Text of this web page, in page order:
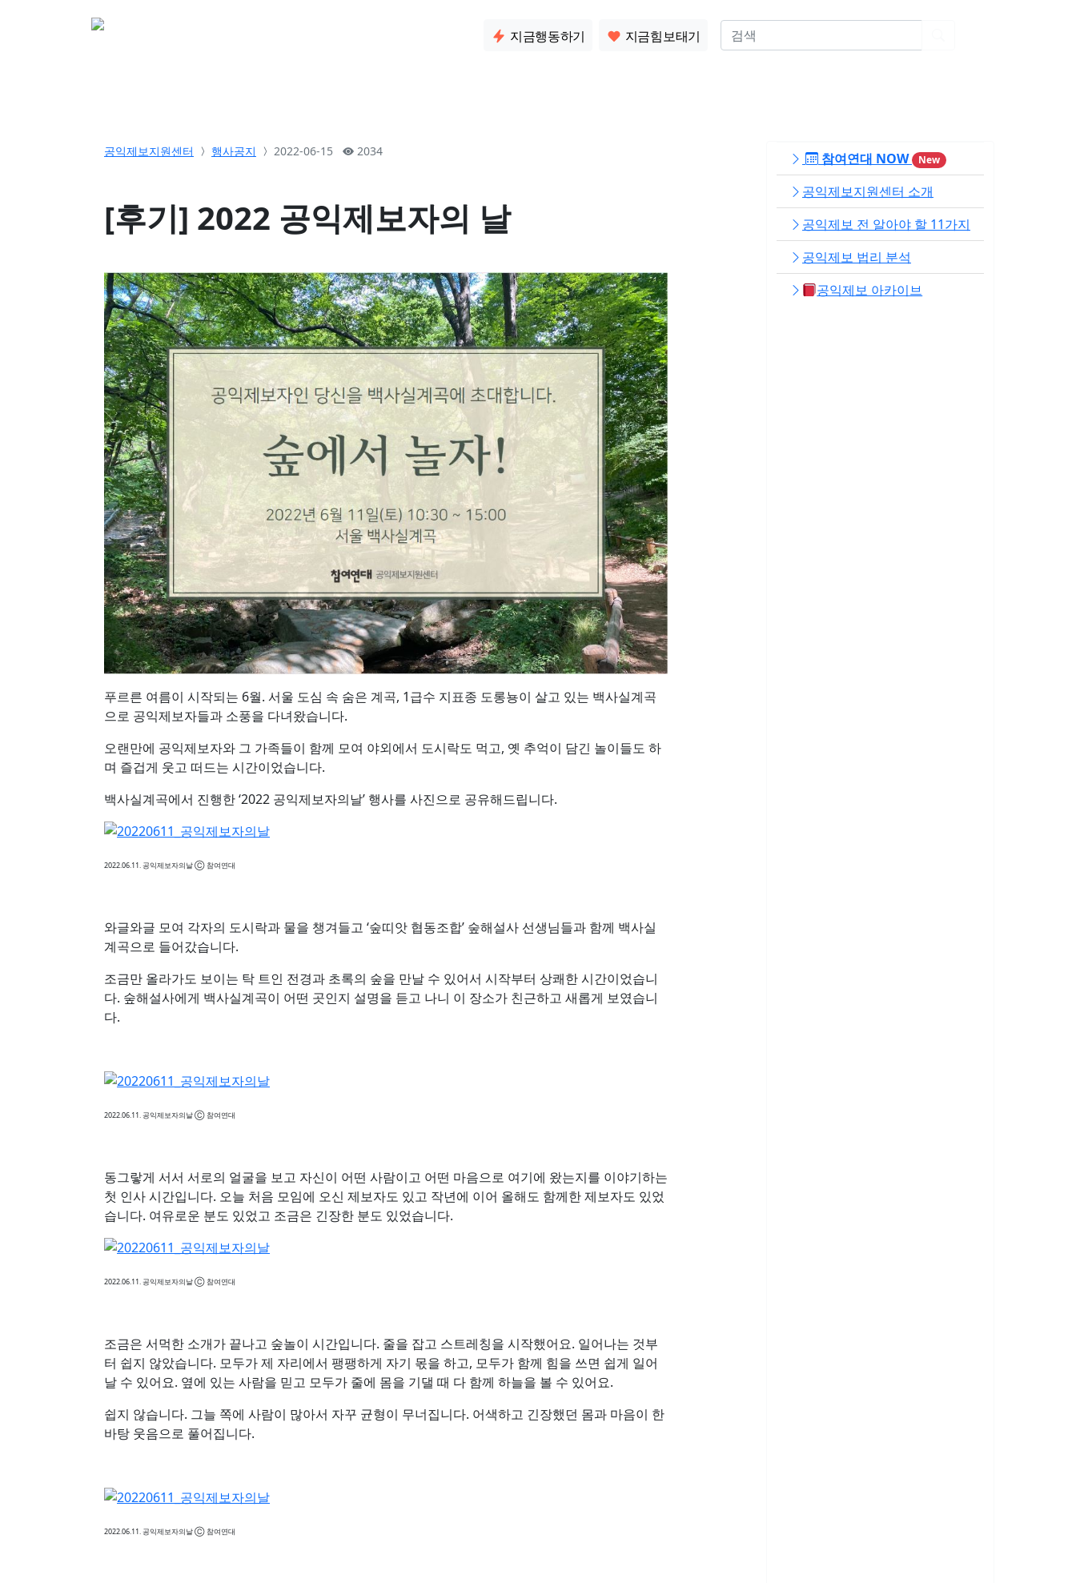
지금행동하기 지금힘보태기
공익제보지원센터 행사공지 2022-06-15 2034
[후기] 2022 공익제보자의 날
푸르른 여름이 시작되는 6월. 서울 도심 속 숨은 계곡, 1급수 지표종 도롱뇽이 살고 있는 백사실계곡
으로 공익제보자들과 소풍을 다녀왔습니다.
오랜만에 공익제보자와 그 가족들이 함께 모여 야외에서 도시락도 먹고, 옛 추억이 담긴 놀이들도 하
며 즐겁게 웃고 떠드는 시간이었습니다.
백사실계곡에서 진행한 ‘2022 공익제보자의날’ 행사를 사진으로 공유해드립니다.
2022.06.11. 공익제보자의날 Ⓒ 참여연대
와글와글 모여 각자의 도시락과 물을 챙겨들고 ‘숲띠앗 협동조합’ 숲해설사 선생님들과 함께 백사실
계곡으로 들어갔습니다.
조금만 올라가도 보이는 탁 트인 전경과 초록의 숲을 만날 수 있어서 시작부터 상쾌한 시간이었습니
다. 숲해설사에게 백사실계곡이 어떤 곳인지 설명을 듣고 나니 이 장소가 친근하고 새롭게 보였습니
다.
2022.06.11. 공익제보자의날 Ⓒ 참여연대
동그랗게 서서 서로의 얼굴을 보고 자신이 어떤 사람이고 어떤 마음으로 여기에 왔는지를 이야기하는
첫 인사 시간입니다. 오늘 처음 모임에 오신 제보자도 있고 작년에 이어 올해도 함께한 제보자도 있었
습니다. 여유로운 분도 있었고 조금은 긴장한 분도 있었습니다.
2022.06.11. 공익제보자의날 Ⓒ 참여연대
조금은 서먹한 소개가 끝나고 숲놀이 시간입니다. 줄을 잡고 스트레칭을 시작했어요. 일어나는 것부
터 쉽지 않았습니다. 모두가 제 자리에서 팽팽하게 자기 몫을 하고, 모두가 함께 힘을 쓰면 쉽게 일어
날 수 있어요. 옆에 있는 사람을 믿고 모두가 줄에 몸을 기댈 때 다 함께 하늘을 볼 수 있어요.
쉽지 않습니다. 그늘 쪽에 사람이 많아서 자꾸 균형이 무너집니다. 어색하고 긴장했던 몸과 마음이 한
바탕 웃음으로 풀어집니다.
2022.06.11. 공익제보자의날 Ⓒ 참여연대
참여연대 NOW New
공익제보지원센터 소개
공익제보 전 알아야 할 11가지
공익제보 법리 분석
공익제보 아카이브